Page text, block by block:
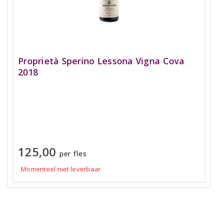
Proprietà Sperino Lessona Vigna Cova
2018
125,00 per fles
Momenteel niet leverbaar